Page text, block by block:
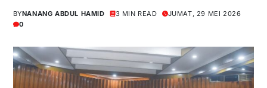
BYNANANG ABDUL HAMID 3 MIN READ
JUMAT, 29 MEI 2026
0